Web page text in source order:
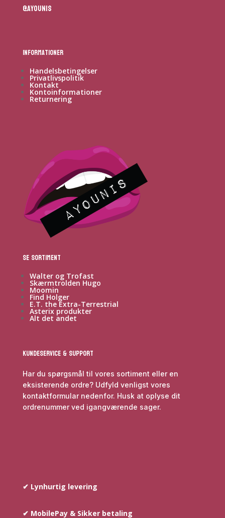
@ayounis
Informationer
Handelsbetingelser
Privatlivspolitik
Kontakt
Kontoinformationer
Returnering
Se sortiment
Walter og Trofast
Skærmtrolden Hugo
Moomin
Find Holger
E.T. the Extra-Terrestrial
Asterix produkter
Alt det andet
Kundeservice & Support
Har du spørgsmål til vores sortiment eller en
eksisterende ordre? Udfyld venligst vores
kontaktformular nedenfor. Husk at oplyse dit
ordrenummer ved igangværende sager.
✔ Lynhurtig levering
✔ MobilePay & Sikker betaling